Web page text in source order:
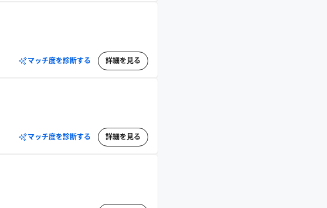
マッチ度を診断する 詳細を見る
マッチ度を診断する 詳細を見る